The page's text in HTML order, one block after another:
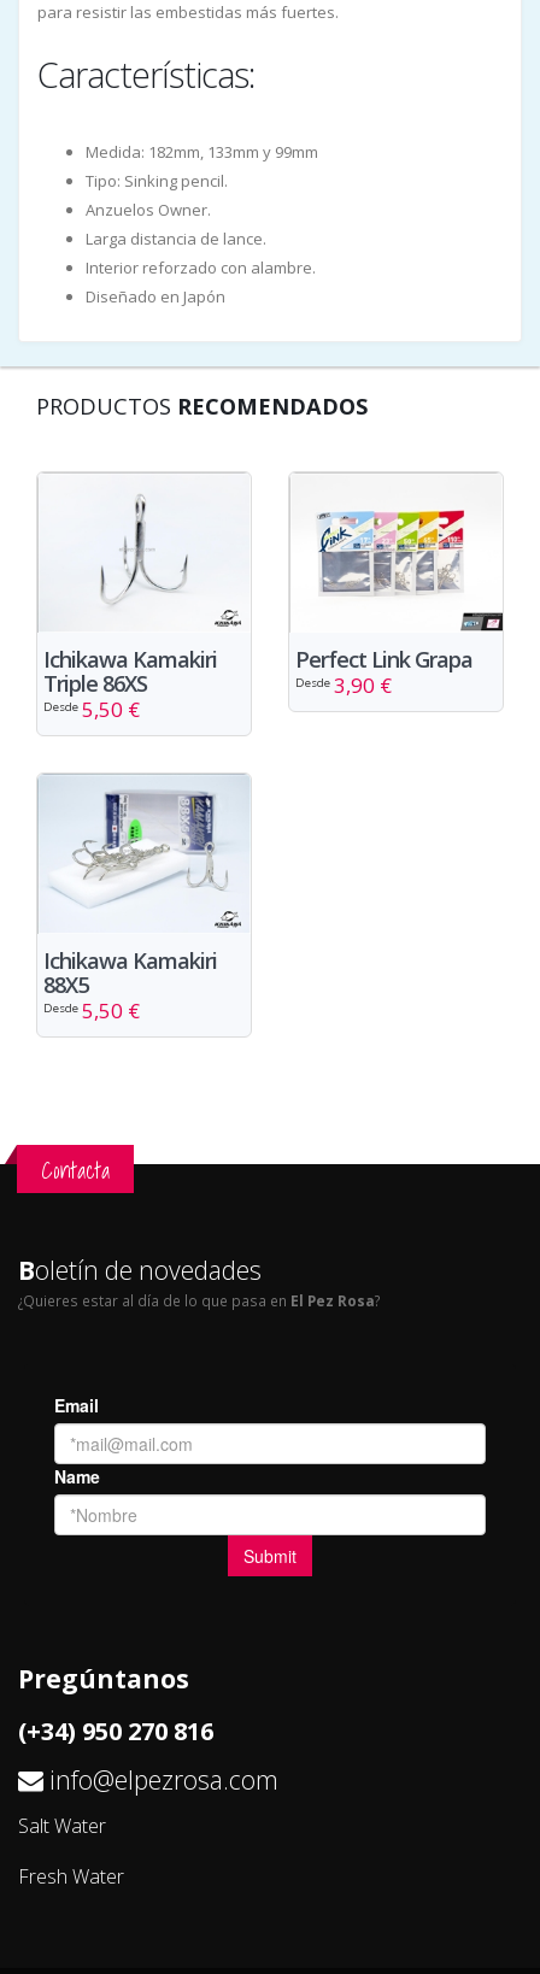
para resistir las embestidas más fuertes.
Características:
Medida: 182mm, 133mm y 99mm
Tipo: Sinking pencil.
Anzuelos Owner.
Larga distancia de lance.
Interior reforzado con alambre.
Diseñado en Japón
PRODUCTOS RECOMENDADOS
Ichikawa Kamakiri
Triple 86XS
Desde 5,50 €
Perfect Link Grapa
Desde 3,90 €
Ichikawa Kamakiri
88X5
Desde 5,50 €
Contacta
Boletín de novedades
¿Quieres estar al día de lo que pasa en El Pez Rosa?
Pregúntanos
(+34) 950 270 816
info@elpezrosa.com
Salt Water
Fresh Water